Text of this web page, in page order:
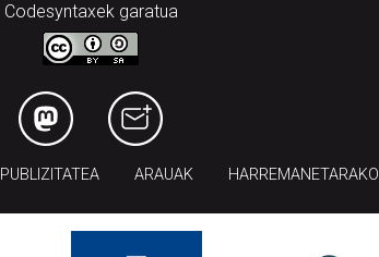
Codesyntaxek garatua
PUBLIZITATEA ARAUAK HARREMANETARAKO